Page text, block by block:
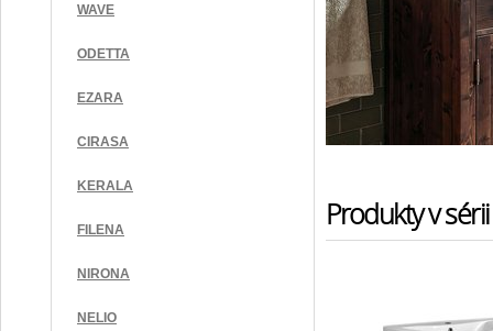
WAVE
ODETTA
EZARA
CIRASA
KERALA
FILENA
NIRONA
NELIO
Produkty v sérii